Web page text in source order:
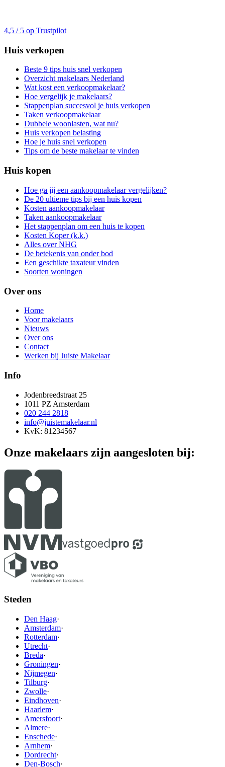
4,5 / 5 op Trustpilot
Huis verkopen
Beste 9 tips huis snel verkopen
Overzicht makelaars Nederland
Wat kost een verkoopmakelaar?
Hoe vergelijk je makelaars?
Stappenplan succesvol je huis verkopen
Taken verkoopmakelaar
Dubbele woonlasten, wat nu?
Huis verkopen belasting
Hoe je huis snel verkopen
Tips om de beste makelaar te vinden
Huis kopen
Hoe ga jij een aankoopmakelaar vergelijken?
De 20 ultieme tips bij een huis kopen
Kosten aankoopmakelaar
Taken aankoopmakelaar
Het stappenplan om een huis te kopen
Kosten Koper (k.k.)
Alles over NHG
De betekenis van onder bod
Een geschikte taxateur vinden
Soorten woningen
Over ons
Home
Voor makelaars
Nieuws
Over ons
Contact
Werken bij Juiste Makelaar
Info
Jodenbreedstraat 25
1011 PZ Amsterdam
020 244 2818
info@juistemakelaar.nl
KvK: 81234567
Onze makelaars zijn aangesloten bij:
Steden
Den Haag·
Amsterdam·
Rotterdam·
Utrecht·
Breda·
Groningen·
Nijmegen·
Tilburg·
Zwolle·
Eindhoven·
Haarlem·
Amersfoort·
Almere·
Enschede·
Arnhem·
Dordrecht·
Den-Bosch·